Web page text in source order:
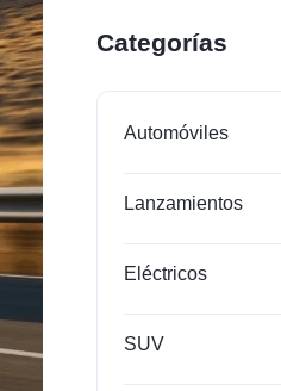
Categorías
Automóviles
Lanzamientos
Eléctricos
SUV